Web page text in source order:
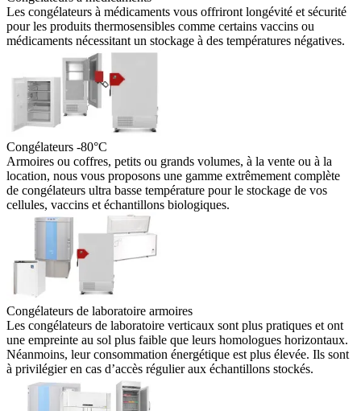
Les congélateurs à médicaments vous offriront longévité et sécurité
pour les produits thermosensibles comme certains vaccins ou
médicaments nécessitant un stockage à des températures négatives.
Congélateurs -80°C
Armoires ou coffres, petits ou grands volumes, à la vente ou à la
location, nous vous proposons une gamme extrêmement complète
de congélateurs ultra basse température pour le stockage de vos
cellules, vaccins et échantillons biologiques.
Congélateurs de laboratoire armoires
Les congélateurs de laboratoire verticaux sont plus pratiques et ont
une empreinte au sol plus faible que leurs homologues horizontaux.
Néanmoins, leur consommation énergétique est plus élevée. Ils sont
à privilégier en cas d’accès régulier aux échantillons stockés.